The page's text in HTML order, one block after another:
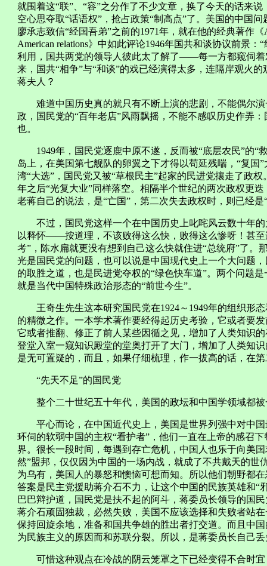
就围着这“联”、“容”之分作了不少文章，换了今天的话来
空心思夺取“话语权”，抢占政策“制高点”了。美国的中国
廖承志致信“经国吾弟”之前的1971年，就在他的经典著作《
American relations》中如此评论1946年国共和谈协议前景
利用，国共两党的领导人彼此太了解了——每一方都窥伺着
来，国共“相争”与“和谈”的戏已经演得太多，连隔岸观火
蒋夫人？
难道中国历史真的就只有不断上演的悲剧，不能偶尔演
政，国民党的“百年老店”风雨飘摇，不能不感叹历史作弄
也。
1949年，国民党逐鹿中原不遂，反而被“底层农民”的“
岛上，在美国第七舰队的卵翼之下才得以苟延残喘，“复国
湾“大选”，国民党又被“草根民主”起家的民进党攘走了政
年之后“光复大业”同样落空。相隔半个世纪的两次政权更
老蒋自己的说法，是“亡国”，第二次失去政权时，则已经是
不过，国民党这样一个在中国历史上叱咤风云数十年的
以释怀——按道理，不该败得这么快，败得这么惨呀！甚
考”，陈水扁就更没有想到自己这么快就住进“总统府”了。
光是国民党的问题，也可以说是中国现代史上一个大问题
的取胜之道，也是民进党夺权的“绿色快车道”。两个问题
就是当代中国特殊政治形态的“前世今生”。
王奇生先生这本研究国民党在1924～1949年的组织形态
的精微之作。一本学术著作要经得起历史考验，它或者要
它或者推翻、修正了前人某些因循之见，增加了人类知识
登堂入室一窥知识殿堂的堂奥打开了大门，增加了人类知
是无可置疑的，而且，如果仔细梳理，作一拔高的话，在
“先天不足”的国民党
整个二十世纪五十年代，美国的政坛和中国学领域都被
平心而论，在中国近代史上，美国是世界列强中对中国
环伺的软弱中国的主权“看护者”，他们一直在上帝的感召
界。很长一段时间，每遇到存亡危机，中国人也乐于向美
然”盟邦，仅仅因为中国的一场内战，就成了不共戴天的世
为乌有，美国人的暴怒和懊恼可想而知。所以他们朝野都
答案是民主党援助蒋介石不力，让这个中国的民族英雄和“
巴巴辩护道，国民党是扶不起的阿斗，蒋委员长领导的国
蒋介石顽固独裁，必然失败，美国不应该选择和失败者站
保持回旋余地，准备和国共争雄的胜出者打交道。而且中
为民族主义的原因而和苏联分裂。所以，是蒋委员长自己
可惜这种观点在冷战的阴云笼罩之下已经变得不合时宜